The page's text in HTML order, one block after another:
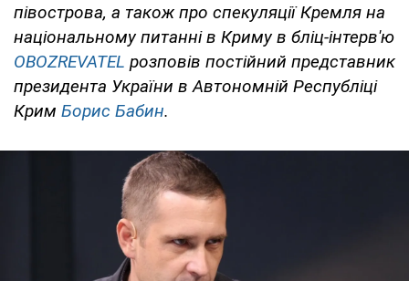
півострова, а також про спекуляції Кремля на
національному питанні в Криму в бліц-інтерв'ю
OBOZREVATEL розповів постійний представник
президента України в Автономній Республіці
Крим Борис Бабин.